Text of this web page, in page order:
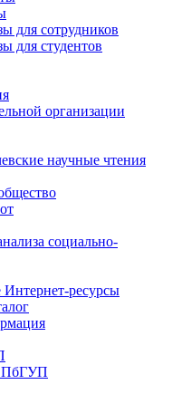
для сотрудников
для студентов
организации
научные чтения
социально-
Интернет-ресурсы